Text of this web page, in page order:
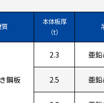
質
本体板厚
（t）
鋼板
2.3 亜
2.5 亜